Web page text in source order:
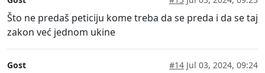
Što ne predaš peticiju kome treba da se preda i da se taj
zakon već jednom ukine
Gost #14 Jul 03, 2024, 09:24